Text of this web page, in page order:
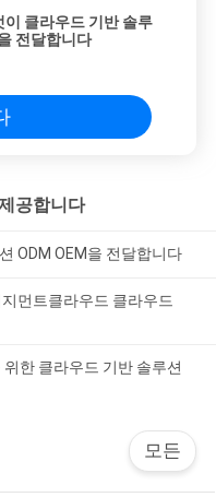
이 클라우드 기반 솔루
전달합니다
공합니다
ODM OEM을 전달합니다
먼트클라우드 클라우드
한 클라우드 기반 솔루션
모든